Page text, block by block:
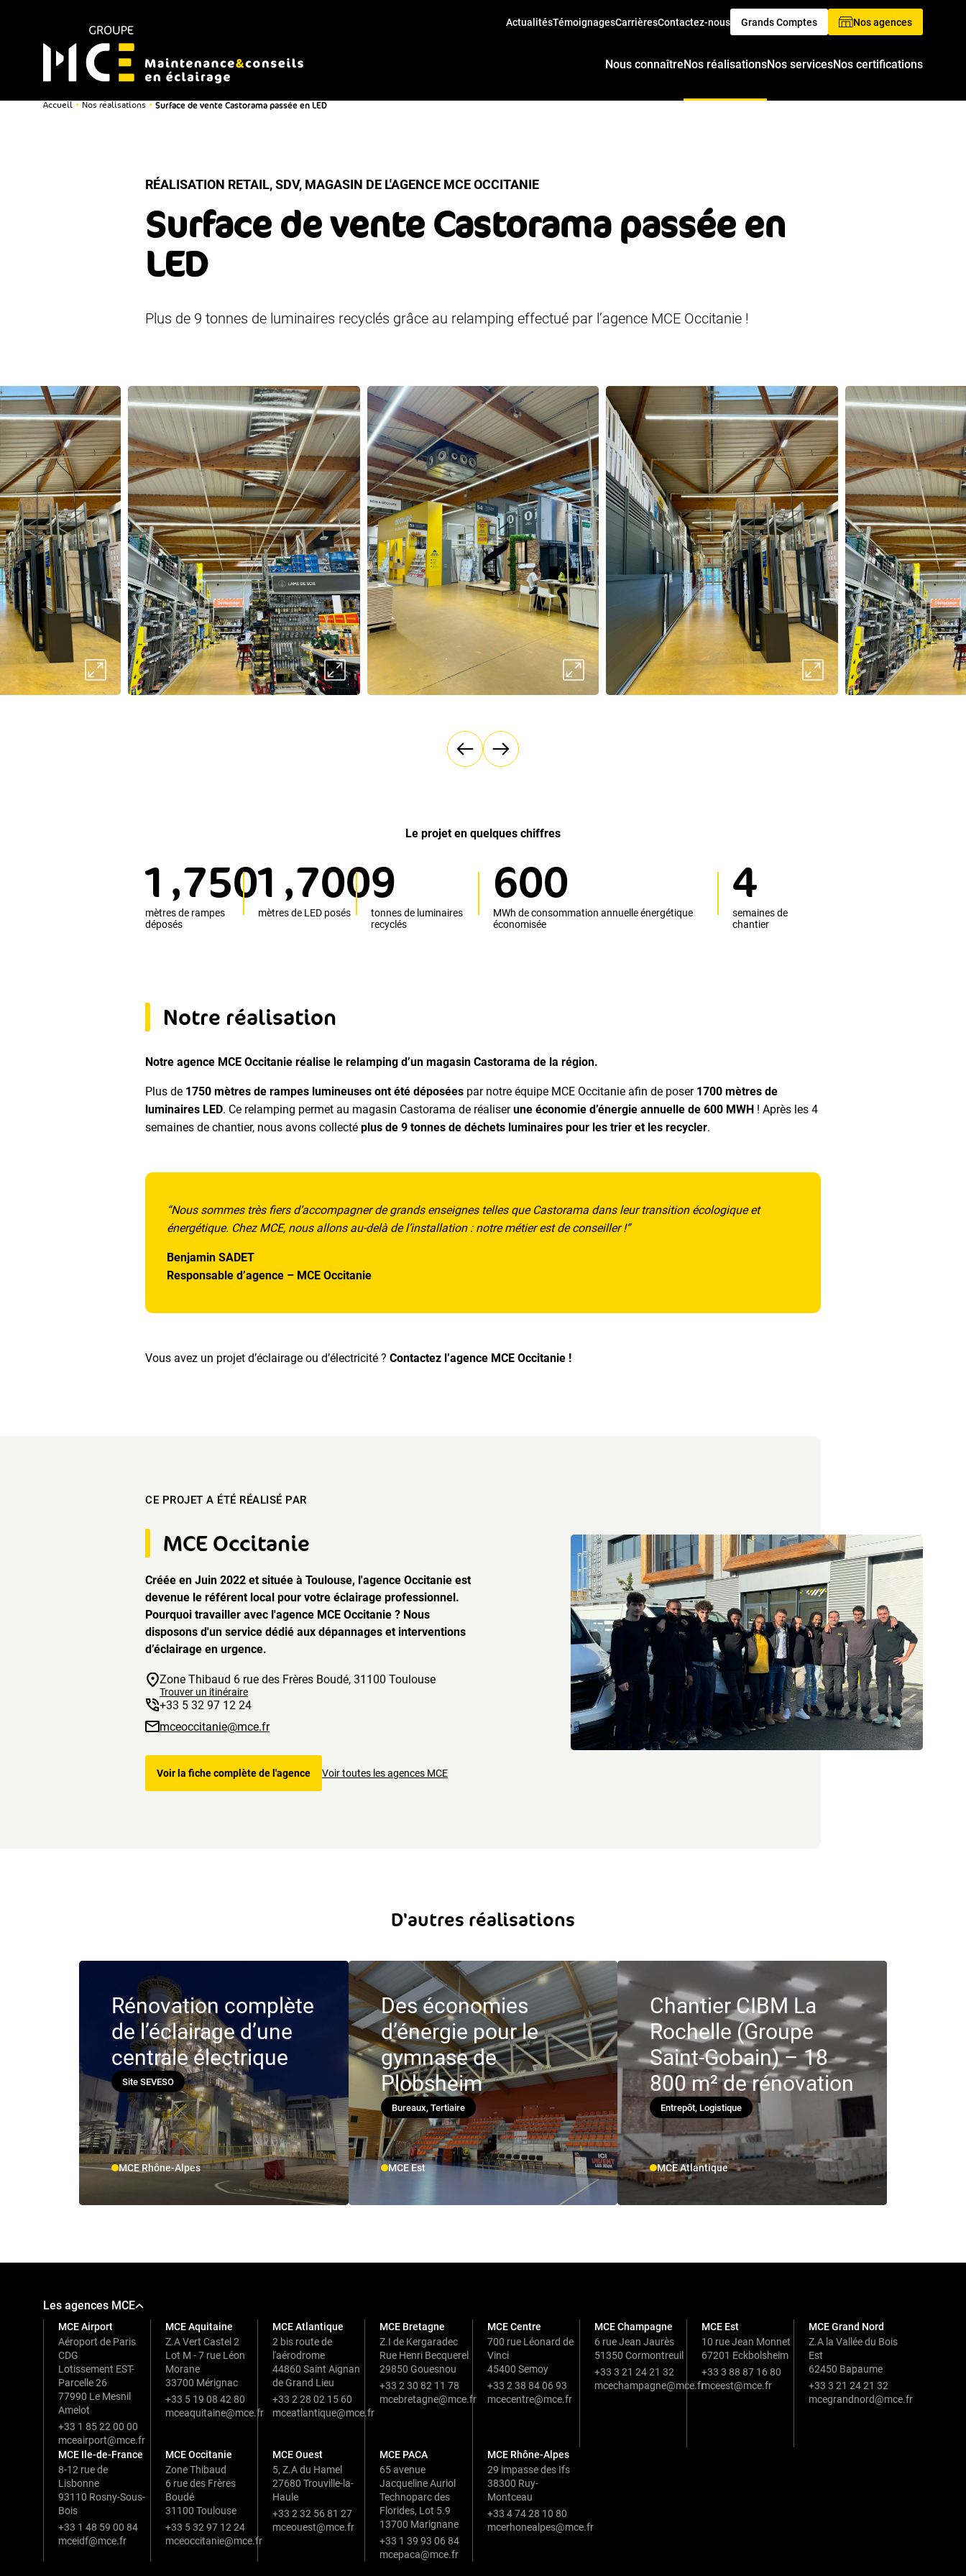
ActualitésTémoignagesCarrièresContactez-nous Grands Comptes Nos agences
Nous connaîtreNos réalisationsNos servicesNos certifications
Accueil • Nos réalisations • Surface de vente Castorama passée en LED
RÉALISATION RETAIL, SDV, MAGASIN DE L'AGENCE MCE OCCITANIE
Surface de vente Castorama passée en
LED
Plus de 9 tonnes de luminaires recyclés grâce au relamping effectué par l’agence MCE Occitanie !
Le projet en quelques chiffres
1 ,750
mètres de rampes
déposés
1 ,700
mètres de LED posés
9
tonnes de luminaires
recyclés
600
MWh de consommation annuelle énergétique
économisée
4
semaines de
chantier
Notre réalisation
Notre agence MCE Occitanie réalise le relamping d’un magasin Castorama de la région.
Plus de 1750 mètres de rampes lumineuses ont été déposées par notre équipe MCE Occitanie afin de poser 1700 mètres de
luminaires LED. Ce relamping permet au magasin Castorama de réaliserune économie d’énergie annuelle de 600 MWH ! Après les 4
semaines de chantier, nous avons collecté plus de 9 tonnes de déchets luminaires pour les trier et les recycler.
“Nous sommes très fiers d’accompagner de grands enseignes telles que Castorama dans leur transition écologique et
énergétique. Chez MCE, nous allons au-delà de l’installation : notre métier est de conseiller !”
Benjamin SADET
Responsable d’agence – MCE Occitanie
Vous avez un projet d’éclairage ou d’électricité ? Contactez l’agence MCE Occitanie !
CE PROJET A ÉTÉ RÉALISÉ PAR
MCE Occitanie
Créée en Juin 2022 et située à Toulouse, l'agence Occitanie est
devenue le référent local pour votre éclairage professionnel.
Pourquoi travailler avec l'agence MCE Occitanie ? Nous
disposons d'un service dédié aux dépannages et interventions
d’éclairage en urgence.
Zone Thibaud 6 rue des Frères Boudé, 31100 Toulouse
Trouver un itinéraire
+33 5 32 97 12 24
mceoccitanie@mce.fr
Voir la fiche complète de l'agence Voir toutes les agences MCE
D'autres réalisations
Rénovation complète
de l’éclairage d’une
centrale électrique
Site SEVESO
MCE Rhône-Alpes
Des économies
d’énergie pour le
gymnase de
Plobsheim
Bureaux, Tertiaire
MCE Est
Chantier CIBM La
Rochelle (Groupe
Saint-Gobain) – 18
800 m² de rénovation
Entrepôt, Logistique
MCE Atlantique
Les agences MCE
MCE Airport
Aéroport de Paris
CDG
Lotissement EST-
Parcelle 26
77990 Le Mesnil
Amelot
+33 1 85 22 00 00
mceairport@mce.fr
MCE Aquitaine
Z.A Vert Castel 2
Lot M - 7 rue Léon
Morane
33700 Mérignac
+33 5 19 08 42 80
mceaquitaine@mce.fr
MCE Atlantique
2 bis route de
l'aérodrome
44860 Saint Aignan
de Grand Lieu
+33 2 28 02 15 60
mceatlantique@mce.fr
MCE Bretagne
Z.I de Kergaradec
Rue Henri Becquerel
29850 Gouesnou
+33 2 30 82 11 78
mcebretagne@mce.fr
MCE Centre
700 rue Léonard de
Vinci
45400 Semoy
+33 2 38 84 06 93
mcecentre@mce.fr
MCE Champagne
6 rue Jean Jaurès
51350 Cormontreuil
+33 3 21 24 21 32
mcechampagne@mce.fr
MCE Est
10 rue Jean Monnet
67201 Eckbolsheim
+33 3 88 87 16 80
mceest@mce.fr
MCE Grand Nord
Z.A la Vallée du Bois
Est
62450 Bapaume
+33 3 21 24 21 32
mcegrandnord@mce.fr
MCE Ile-de-France
8-12 rue de
Lisbonne
93110 Rosny-Sous-
Bois
+33 1 48 59 00 84
mceidf@mce.fr
MCE Occitanie
Zone Thibaud
6 rue des Frères
Boudé
31100 Toulouse
+33 5 32 97 12 24
mceoccitanie@mce.fr
MCE Ouest
5, Z.A du Hamel
27680 Trouville-la-
Haule
+33 2 32 56 81 27
mceouest@mce.fr
MCE PACA
65 avenue
Jacqueline Auriol
Technoparc des
Florides, Lot 5.9
13700 Marignane
+33 1 39 93 06 84
mcepaca@mce.fr
MCE Rhône-Alpes
29 impasse des Ifs
38300 Ruy-
Montceau
+33 4 74 28 10 80
mcerhonealpes@mce.fr